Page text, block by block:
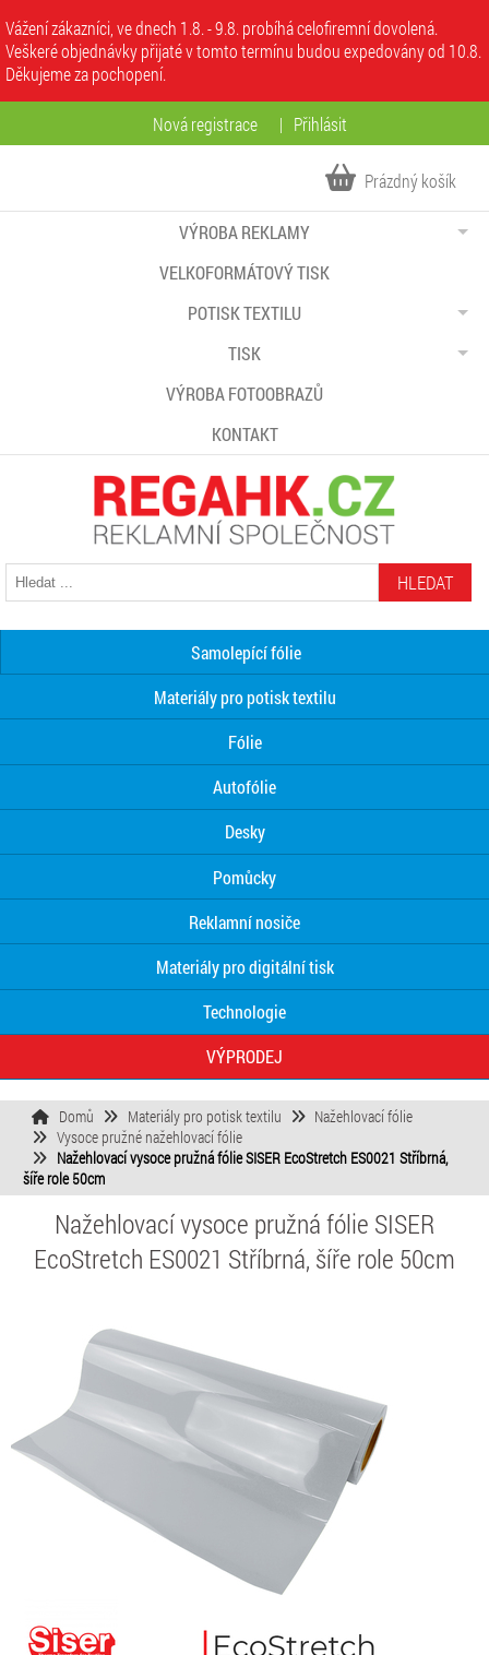
Vážení zákazníci, ve dnech 1.8. - 9.8. probíhá celofiremní dovolená.
Veškeré objednávky přijaté v tomto termínu budou expedovány od 10.8.
Děkujeme za pochopení.
Nová registrace | Přihlásit
Prázdný košík
VÝROBA REKLAMY
VELKOFORMÁTOVÝ TISK
POTISK TEXTILU
TISK
VÝROBA FOTOOBRAZŮ
KONTAKT
HLEDAT
Samolepící fólie
Materiály pro potisk textilu
Fólie
Autofólie
Desky
Pomůcky
Reklamní nosiče
Materiály pro digitální tisk
Technologie
VÝPRODEJ
Domů Materiály pro potisk textilu
Nažehlovací fólie
Vysoce pružné nažehlovací fólie
Nažehlovací vysoce pružná fólie SISER EcoStretch ES0021 Stříbrná,
šíře role 50cm
Nažehlovací vysoce pružná fólie SISER
EcoStretch ES0021 Stříbrná, šíře role 50cm